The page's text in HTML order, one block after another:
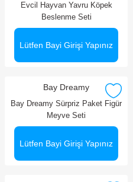
Evcil Hayvan Yavru Köpek
Beslenme Seti
Lütfen Bayi Girişi Yapınız
Bay Dreamy
Bay Dreamy Sürpriz Paket Figür
Meyve Seti
Lütfen Bayi Girişi Yapınız